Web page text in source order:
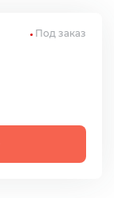
Под заказ